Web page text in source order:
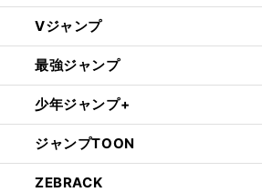
Vジャンプ
最強ジャンプ
少年ジャンプ+
ジャンプTOON
ZEBRACK